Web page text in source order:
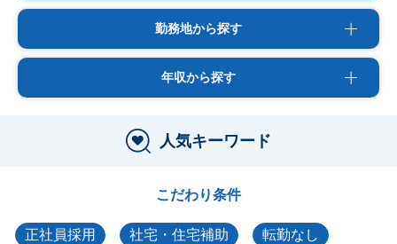
勤務地から探す
年収から探す
人気キーワード
こだわり条件
正社員採用 社宅・住宅補助 転勤なし